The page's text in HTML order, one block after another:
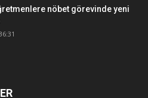
nöbet görevinde yeni